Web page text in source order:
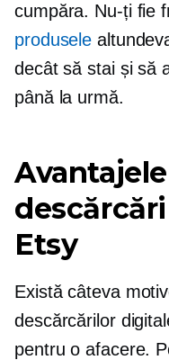
cumpăra. Nu-ți fie
produsele
decât să stai și să
până la urmă.
Etsy
Există câteva
descărcărilor
pentru o afacere.